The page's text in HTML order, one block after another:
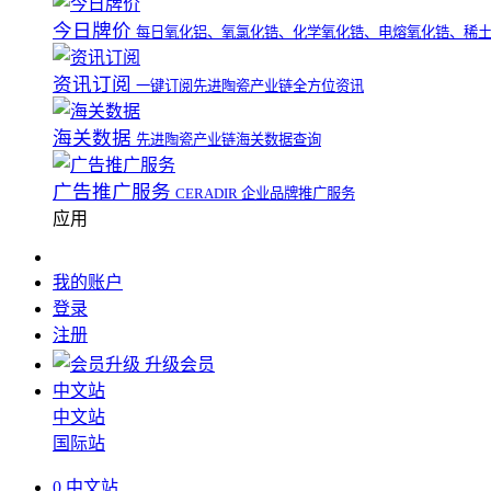
今日牌价 每日氧化铝、氧氯化锆、化学氧化锆、电熔氧化锆、稀
资讯订阅 一键订阅先进陶瓷产业链全方位资讯
海关数据 先进陶瓷产业链海关数据查询
广告推广服务 CERADIR 企业品牌推广服务
应用
我的账户
登录
注册
升级会员
中文站
中文站
国际站